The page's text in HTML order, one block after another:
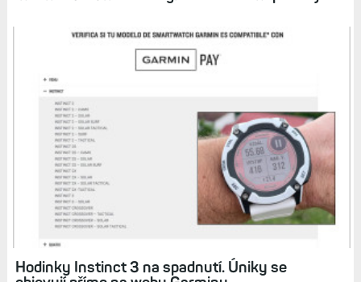
Instinct 3: Čím náš potěší třetí generace
odolných hodinek? Na seznamu novinek toho
není málo